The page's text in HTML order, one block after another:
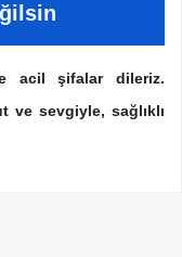
acil şifalar dileriz.
ve sevgiyle, sağlıklı